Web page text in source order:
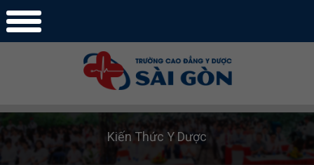
Kiến Thức Y Dược